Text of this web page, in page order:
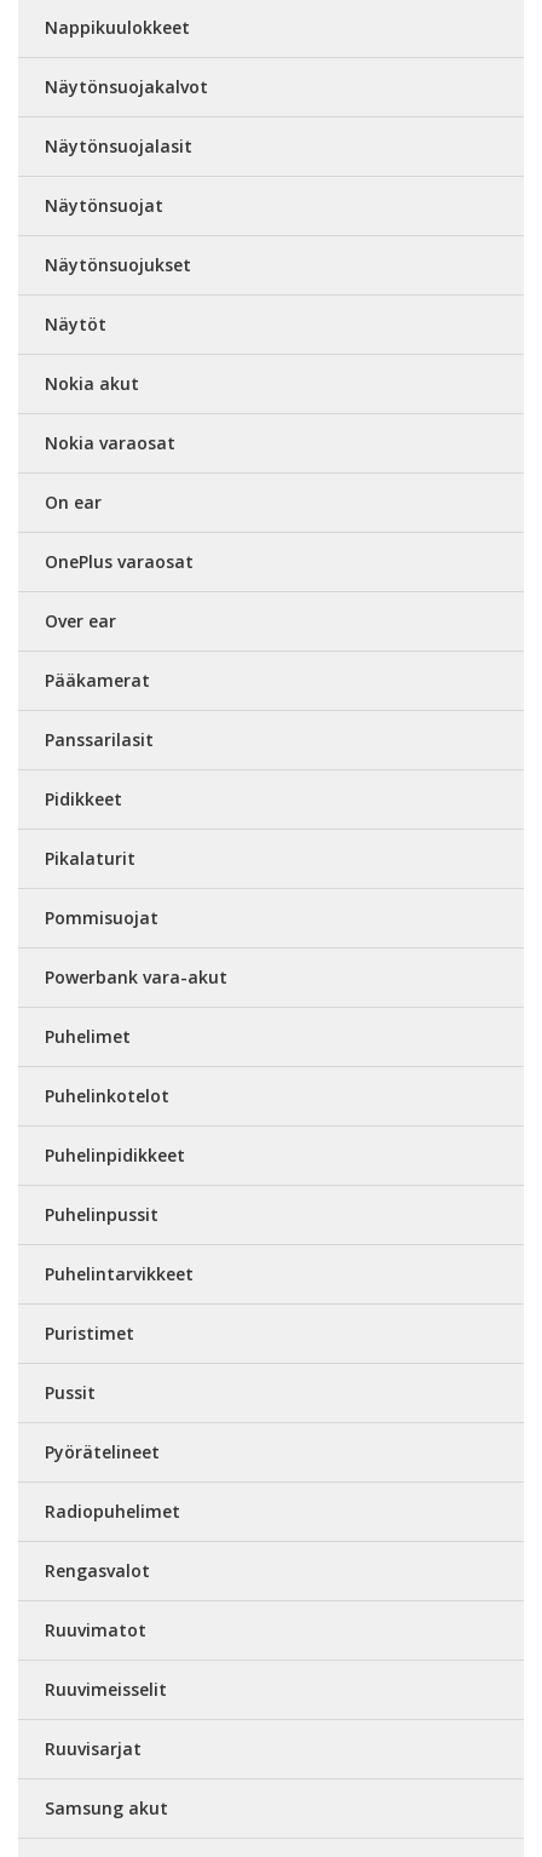
Nappikuulokkeet
Näytönsuojakalvot
Näytönsuojalasit
Näytönsuojat
Näytönsuojukset
Näytöt
Nokia akut
Nokia varaosat
On ear
OnePlus varaosat
Over ear
Pääkamerat
Panssarilasit
Pidikkeet
Pikalaturit
Pommisuojat
Powerbank vara-akut
Puhelimet
Puhelinkotelot
Puhelinpidikkeet
Puhelinpussit
Puhelintarvikkeet
Puristimet
Pussit
Pyörätelineet
Radiopuhelimet
Rengasvalot
Ruuvimatot
Ruuvimeisselit
Ruuvisarjat
Samsung akut